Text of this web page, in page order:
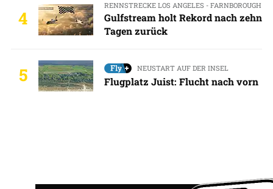
4
RENNSTRECKE LOS ANGELES - FARNBOROUGH
Gulfstream holt Rekord nach zehn
Tagen zurück
5 NEUSTART AUF DER INSEL
Flugplatz Juist: Flucht nach vorn